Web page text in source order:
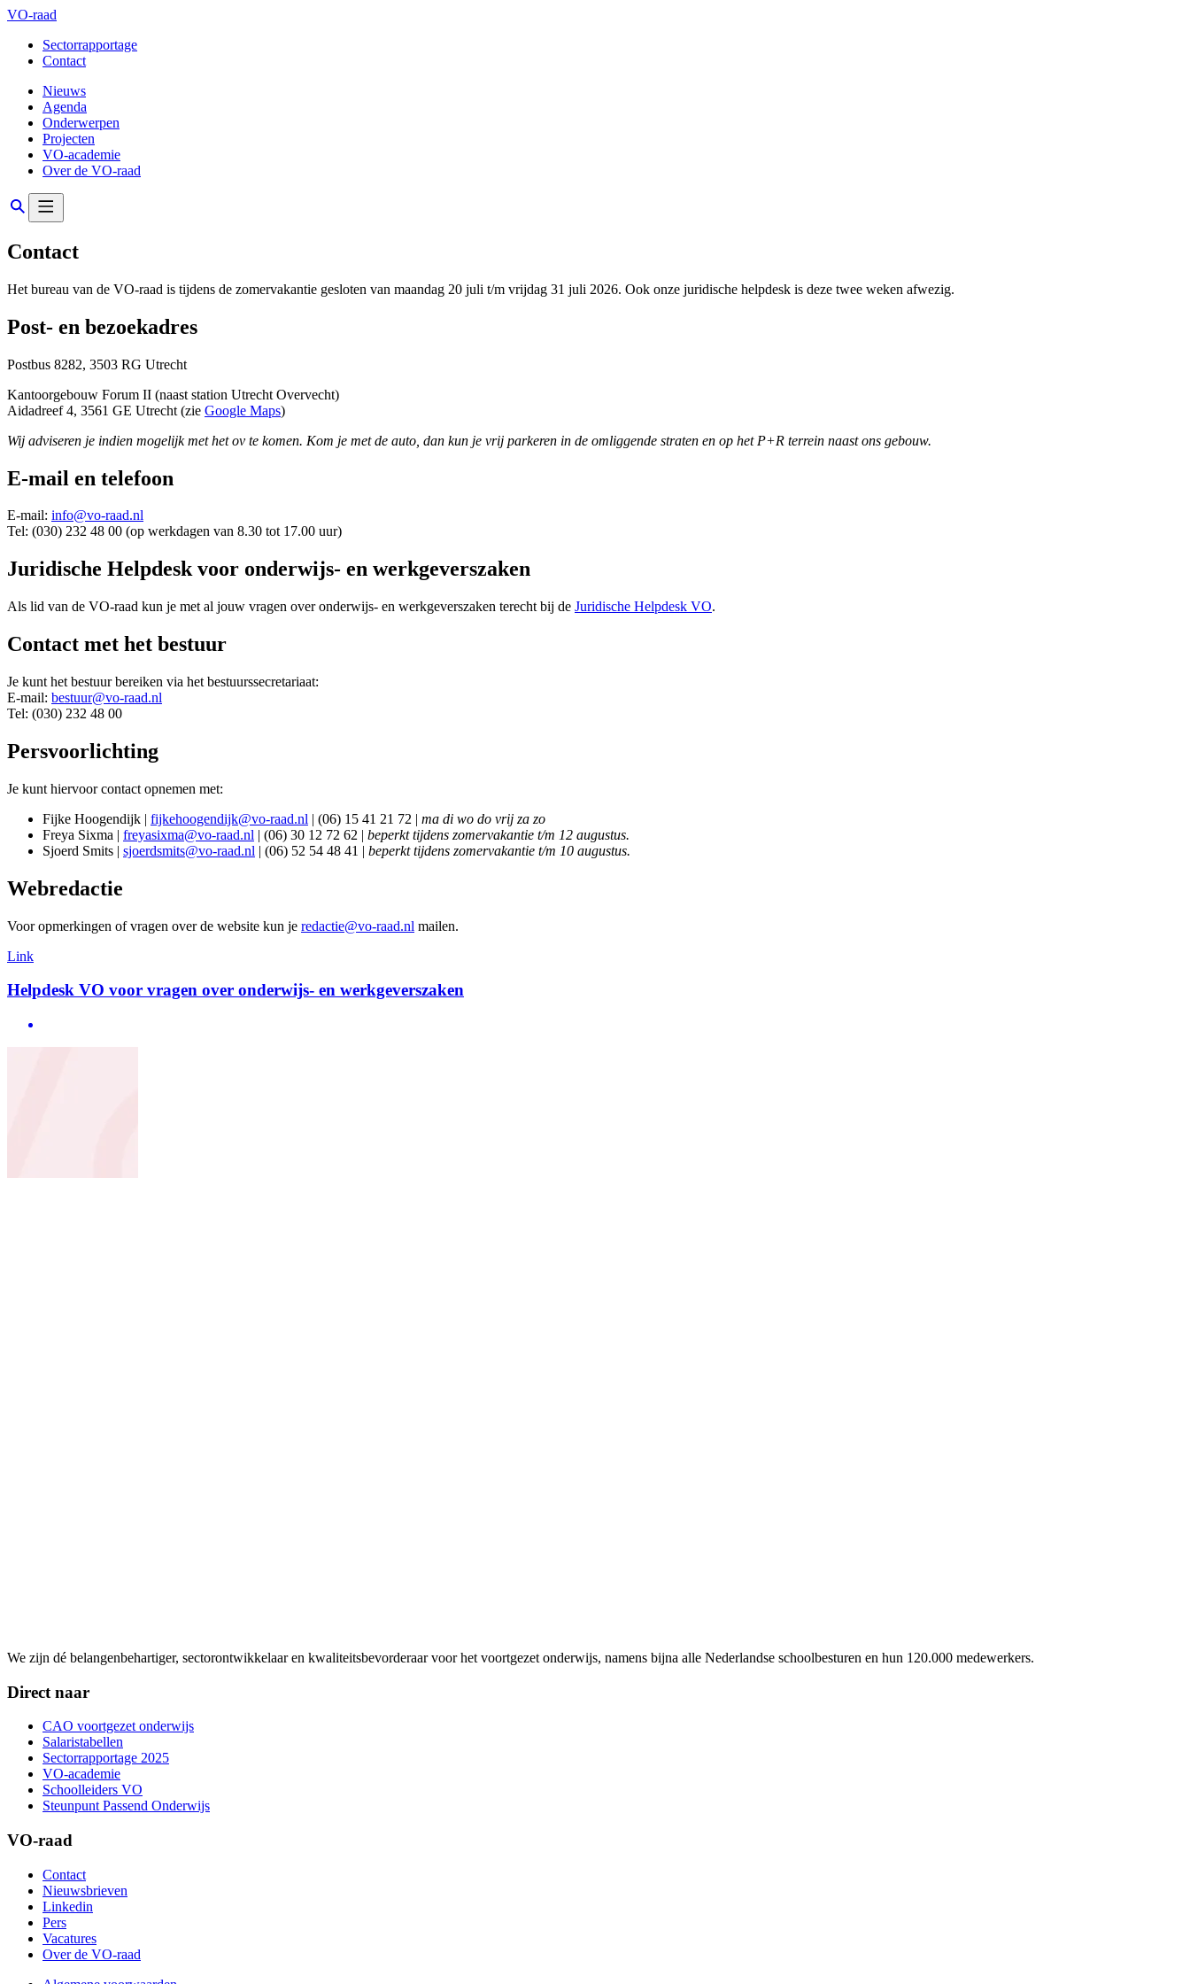
VO-raad
Sectorrapportage
Contact
Nieuws
Agenda
Onderwerpen
Projecten
VO-academie
Over de VO-raad
Contact
Het bureau van de VO-raad is tijdens de zomervakantie gesloten van maandag 20 juli t/m vrijdag 31 juli 2026. Ook onze juridische helpdesk is deze twee weken afwezig.
Post- en bezoekadres
Postbus 8282, 3503 RG Utrecht
Kantoorgebouw Forum II (naast station Utrecht Overvecht)
Aidadreef 4, 3561 GE Utrecht (zie Google Maps)
Wij adviseren je indien mogelijk met het ov te komen. Kom je met de auto, dan kun je vrij parkeren in de omliggende straten en op het P+R terrein naast ons gebouw.
E-mail en telefoon
E-mail: info@vo-raad.nl
Tel: (030) 232 48 00 (op werkdagen van 8.30 tot 17.00 uur)
Juridische Helpdesk voor onderwijs- en werkgeverszaken
Als lid van de VO-raad kun je met al jouw vragen over onderwijs- en werkgeverszaken terecht bij de Juridische Helpdesk VO.
Contact met het bestuur
Je kunt het bestuur bereiken via het bestuurssecretariaat:
E-mail: bestuur@vo-raad.nl
Tel: (030) 232 48 00
Persvoorlichting
Je kunt hiervoor contact opnemen met:
Fijke Hoogendijk | fijkehoogendijk@vo-raad.nl | (06) 15 41 21 72 | ma di wo do vrij za zo
Freya Sixma | freyasixma@vo-raad.nl | (06) 30 12 72 62 | beperkt tijdens zomervakantie t/m 12 augustus.
Sjoerd Smits | sjoerdsmits@vo-raad.nl | (06) 52 54 48 41 | beperkt tijdens zomervakantie t/m 10 augustus.
Webredactie
Voor opmerkingen of vragen over de website kun je redactie@vo-raad.nl mailen.
Link
Helpdesk VO voor vragen over onderwijs- en werkgeverszaken
We zijn dé belangenbehartiger, sectorontwikkelaar en kwaliteitsbevorderaar voor het voortgezet onderwijs, namens bijna alle Nederlandse schoolbesturen en hun 120.000 medewerkers.
Direct naar
CAO voortgezet onderwijs
Salaristabellen
Sectorrapportage 2025
VO-academie
Schoolleiders VO
Steunpunt Passend Onderwijs
VO-raad
Contact
Nieuwsbrieven
Linkedin
Pers
Vacatures
Over de VO-raad